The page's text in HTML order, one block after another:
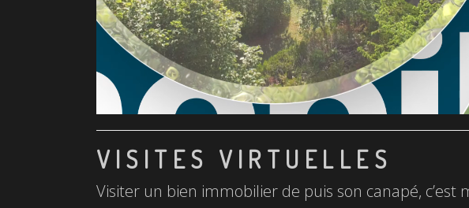
VISITES VIRTUELLES
Visiter un bien immobilier de puis son canapé,